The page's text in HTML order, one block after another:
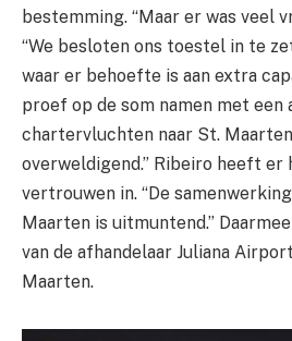
bestemming. “Maar er was veel
“We besloten ons toestel in te
waar er behoefte is aan extra
proef op de som namen met een
chartervluchten naar St.
overweldigend.” Ribeiro heeft er
vertrouwen in. “De
Maarten is uitmuntend.”
van de afhandelaar Juliana
Maarten.